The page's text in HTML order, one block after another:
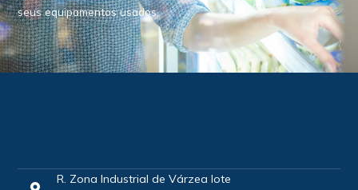
seus equipamentos usados.
R. Zona Industrial de Várzea lote